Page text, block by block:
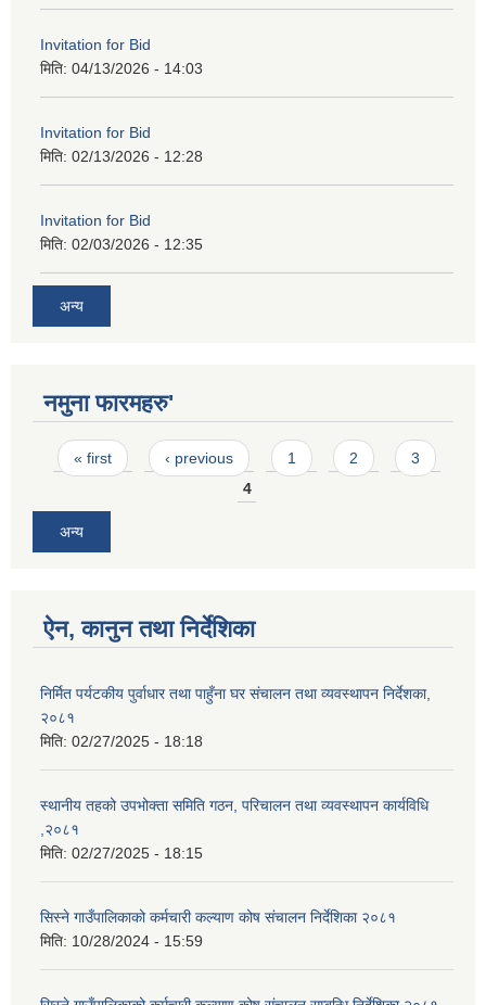
Invitation for Bid
मिति: 04/13/2026 - 14:03
Invitation for Bid
मिति: 02/13/2026 - 12:28
Invitation for Bid
मिति: 02/03/2026 - 12:35
अन्य
नमुना फारमहरु'
Pages
« first ‹ previous 1 2
3
4
अन्य
ऐन, कानुन तथा निर्देशिका
निर्मित पर्यटकीय पुर्वाधार तथा पाहुँना घर संचालन तथा व्यवस्थापन निर्देशका,
२०८१
मिति: 02/27/2025 - 18:18
स्थानीय तहको उपभोक्ता समिति गठन, परिचालन तथा व्यवस्थापन कार्यविधि
,२०८१
मिति: 02/27/2025 - 18:15
सिस्ने गाउँपालिकाको कर्मचारी कल्याण कोष संचालन निर्देशिका २०८१
मिति: 10/28/2024 - 15:59